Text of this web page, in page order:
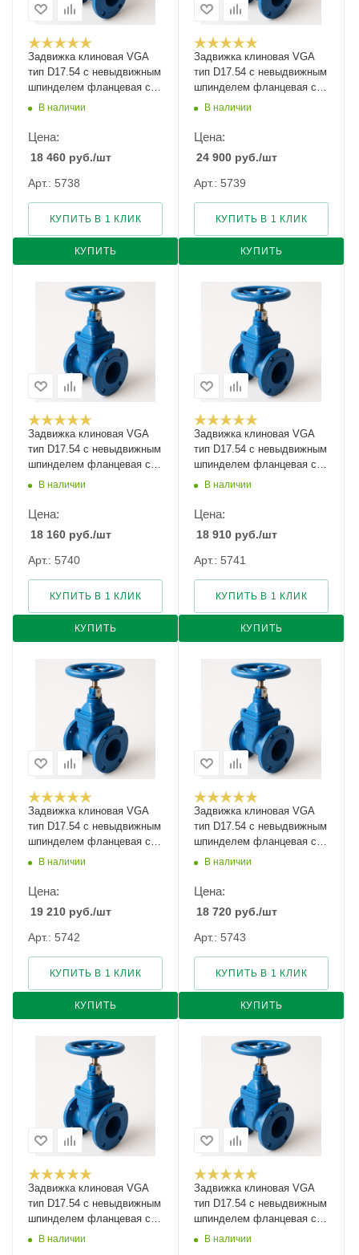
Задвижка клиновая VGA
тип D17.54 с невыдвижным
шпинделем фланцевая с
указателем положения
В наличии
Цена:
18 460 руб./шт
Арт.: 5738
КУПИТЬ
КУПИТЬ В 1 КЛИК
Задвижка клиновая VGA
тип D17.54 с невыдвижным
шпинделем фланцевая с
указателем положения
В наличии
Цена:
24 900 руб./шт
Арт.: 5739
КУПИТЬ
КУПИТЬ В 1 КЛИК
Задвижка клиновая VGA
тип D17.54 с невыдвижным
шпинделем фланцевая с
указателем положения
В наличии
Цена:
18 160 руб./шт
Арт.: 5740
КУПИТЬ
КУПИТЬ В 1 КЛИК
Задвижка клиновая VGA
тип D17.54 с невыдвижным
шпинделем фланцевая с
указателем положения
В наличии
Цена:
18 910 руб./шт
Арт.: 5741
КУПИТЬ
КУПИТЬ В 1 КЛИК
Задвижка клиновая VGA
тип D17.54 с невыдвижным
шпинделем фланцевая с
указателем положения
В наличии
Цена:
19 210 руб./шт
Арт.: 5742
КУПИТЬ
КУПИТЬ В 1 КЛИК
Задвижка клиновая VGA
тип D17.54 с невыдвижным
шпинделем фланцевая с
указателем положения
В наличии
Цена:
18 720 руб./шт
Арт.: 5743
КУПИТЬ
КУПИТЬ В 1 КЛИК
Задвижка клиновая VGA
тип D17.54 с невыдвижным
шпинделем фланцевая с
указателем положения
В наличии
Задвижка клиновая VGA
тип D17.54 с невыдвижным
шпинделем фланцевая с
указателем положения
В наличии